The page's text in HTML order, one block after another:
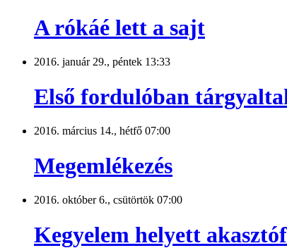
A rókáé lett a sajt
2016. január 29., péntek 13:33
Első fordulóban
2016. március 14., hétfő 07:00
Megemlékezés
2016. október 6., csütörtök 07:00
Kegyelem helyett